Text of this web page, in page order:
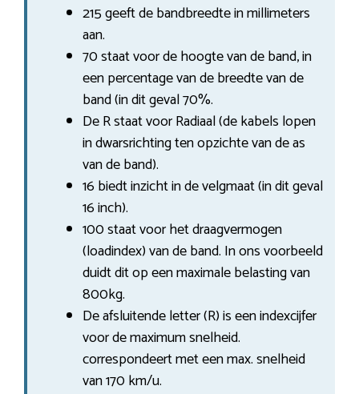
215 geeft de bandbreedte in millimeters
aan.
70 staat voor de hoogte van de band, in
een percentage van de breedte van de
band (in dit geval 70%.
De R staat voor Radiaal (de kabels lopen
in dwarsrichting ten opzichte van de as
van de band).
16 biedt inzicht in de velgmaat (in dit geval
16 inch).
100 staat voor het draagvermogen
(loadindex) van de band. In ons voorbeeld
duidt dit op een maximale belasting van
800kg.
De afsluitende letter (R) is een indexcijfer
voor de maximum snelheid.
correspondeert met een max. snelheid
van 170 km/u.